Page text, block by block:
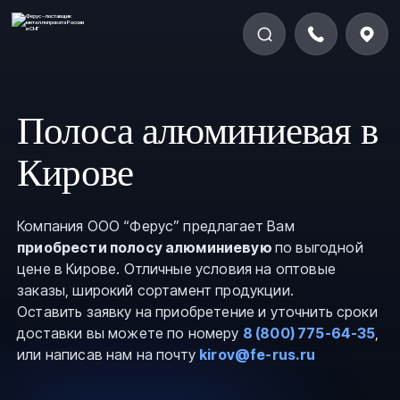
Полоса алюминиевая в
Кирове
Компания ООО “Ферус” предлагает Вам
приобрести полосу алюминиевую по выгодной
цене в Кирове. Отличные условия на оптовые
заказы, широкий сортамент продукции.
Оставить заявку на приобретение и уточнить сроки
доставки вы можете по номеру 8 (800) 775-64-35,
или написав нам на почту kirov@fe-rus.ru